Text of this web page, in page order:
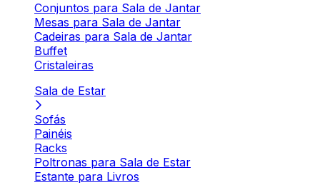
Conjuntos para Sala de Jantar
Mesas para Sala de Jantar
Cadeiras para Sala de Jantar
Buffet
Cristaleiras
Sala de Estar
Sofás
Painéis
Racks
Poltronas para Sala de Estar
Estante para Livros